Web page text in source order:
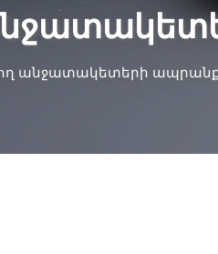
անջատակետերի